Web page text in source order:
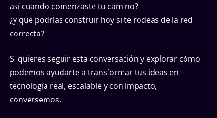
así cuando comenzaste tu camino?
¿y qué podrías construir hoy si te rodeas de la red
correcta?
Si quieres seguir esta conversación y explorar cómo
podemos ayudarte a transformar tus ideas en
tecnología real, escalable y con impacto,
conversemos.